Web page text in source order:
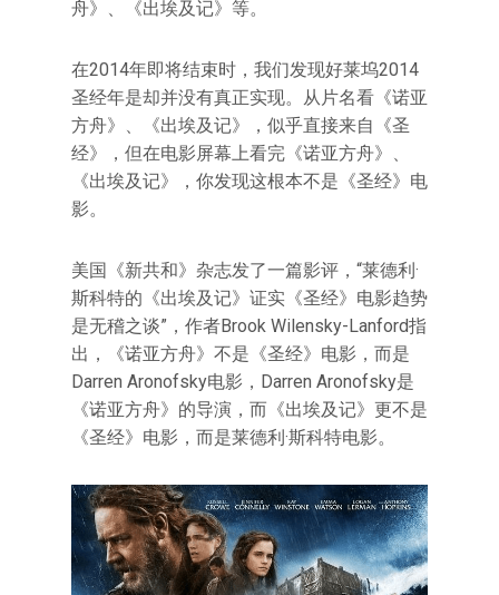
舟》、《出埃及记》等。
在2014年即将结束时，我们发现好莱坞2014
圣经年是却并没有真正实现。从片名看《诺亚
方舟》、《出埃及记》，似乎直接来自《圣
经》，但在电影屏幕上看完《诺亚方舟》、
《出埃及记》，你发现这根本不是《圣经》电
影。
美国《新共和》杂志发了一篇影评，“莱德利·
斯科特的《出埃及记》证实《圣经》电影趋势
是无稽之谈”，作者Brook Wilensky-Lanford指
出，《诺亚方舟》不是《圣经》电影，而是
Darren Aronofsky电影，Darren Aronofsky是
《诺亚方舟》的导演，而《出埃及记》更不是
《圣经》电影，而是莱德利·斯科特电影。